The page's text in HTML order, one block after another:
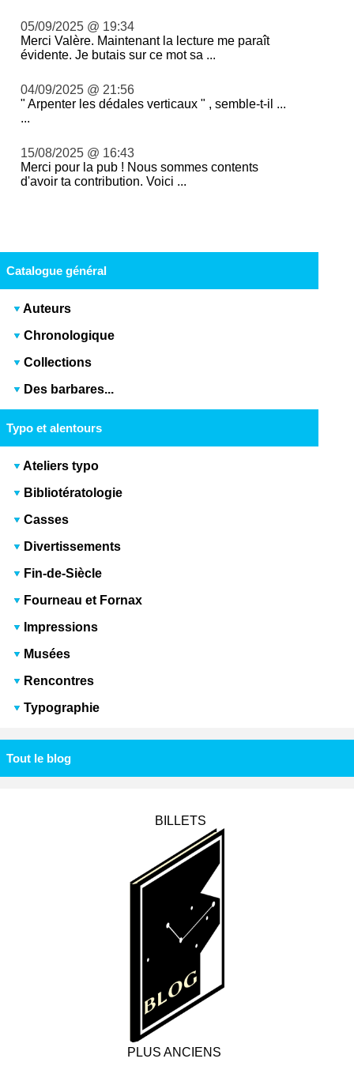
05/09/2025 @ 19:34
Merci Valère. Maintenant la lecture me paraît
évidente. Je butais sur ce mot sa ...
04/09/2025 @ 21:56
" Arpenter les dédales verticaux " , semble-t-il ...
...
15/08/2025 @ 16:43
Merci pour la pub ! Nous sommes contents
d'avoir ta contribution. Voici ...
Catalogue général
Auteurs
Chronologique
Collections
Des barbares...
Typo et alentours
Ateliers typo
Bibliotératologie
Casses
Divertissements
Fin-de-Siècle
Fourneau et Fornax
Impressions
Musées
Rencontres
Typographie
Tout le blog
BILLETS
PLUS ANCIENS